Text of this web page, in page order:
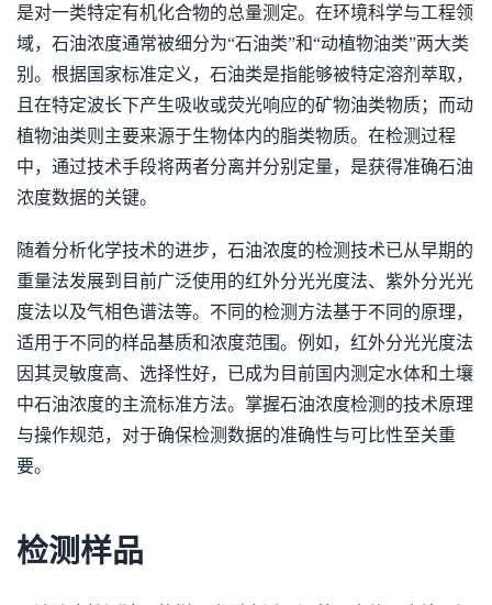
是对一类特定有机化合物的总量测定。在环境科学与工程领
域，石油浓度通常被细分为“石油类”和“动植物油类”两大类
别。根据国家标准定义，石油类是指能够被特定溶剂萃取，
且在特定波长下产生吸收或荧光响应的矿物油类物质；而动
植物油类则主要来源于生物体内的脂类物质。在检测过程
中，通过技术手段将两者分离并分别定量，是获得准确石油
浓度数据的关键。
随着分析化学技术的进步，石油浓度的检测技术已从早期的
重量法发展到目前广泛使用的红外分光光度法、紫外分光光
度法以及气相色谱法等。不同的检测方法基于不同的原理，
适用于不同的样品基质和浓度范围。例如，红外分光光度法
因其灵敏度高、选择性好，已成为目前国内测定水体和土壤
中石油浓度的主流标准方法。掌握石油浓度检测的技术原理
与操作规范，对于确保检测数据的准确性与可比性至关重
要。
检测样品